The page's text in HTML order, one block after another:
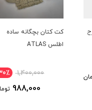
کت کتان بچگانه ساده
اطلس ATLAS
1,400,000
988,000